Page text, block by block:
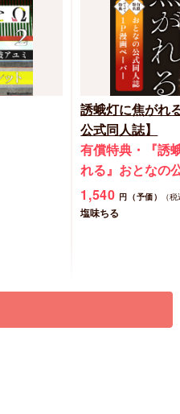
誘蛾灯に焦がれ
公式同人誌】
有償特典・『誘
れる』おとなの
1,540 円（予価） （税
塩味ちる